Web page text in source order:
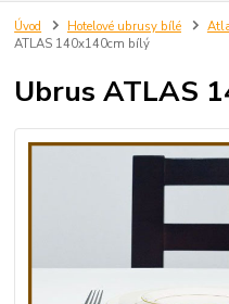
Úvod Hotelové ubrusy bílé
ATLAS 140x140cm bílý
Ubrus ATLAS